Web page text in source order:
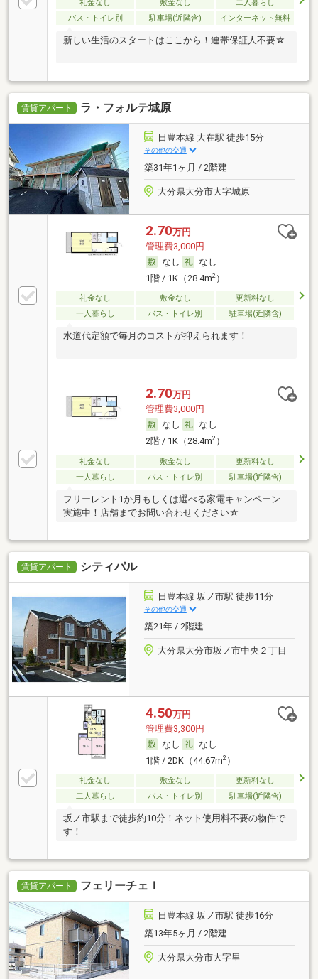
礼金なし 敷金なし
二人暮らし
バス・トイレ別
駐車場(近隣含) インターネット無料
新しい生活のスタートはここから！連帯保証人不要☆
賃貸アパート ラ・フォルテ城原
日豊本線 大在駅 徒歩15分
その他の交通
築31年1ヶ月 / 2階建
大分県大分市大字城原
2.70万円
管理費3,000円
なし
なし
1階 / 1K（28.4m2）
礼金なし 敷金なし
更新料なし
一人暮らし
バス・トイレ別 駐車場(近隣含)
水道代定額で毎月のコストが抑えられます！
2.70万円
管理費3,000円
なし
なし
2階 / 1K（28.4m2）
礼金なし 敷金なし
更新料なし
一人暮らし
バス・トイレ別 駐車場(近隣含)
フリーレント1か月もしくは選べる家電キャンペーン
実施中！店舗までお問い合わせください☆
賃貸アパート シティパル
日豊本線 坂ノ市駅 徒歩11分
その他の交通
築21年 / 2階建
大分県大分市坂ノ市中央２丁目
4.50万円
管理費3,300円
なし
なし
1階 / 2DK（44.67m2）
礼金なし 敷金なし
更新料なし
二人暮らし
バス・トイレ別 駐車場(近隣含)
坂ノ市駅まで徒歩約10分！ネット使用料不要の物件で
す！
賃貸アパート フェリーチェＩ
日豊本線 坂ノ市駅 徒歩16分
築13年5ヶ月 / 2階建
大分県大分市大字里